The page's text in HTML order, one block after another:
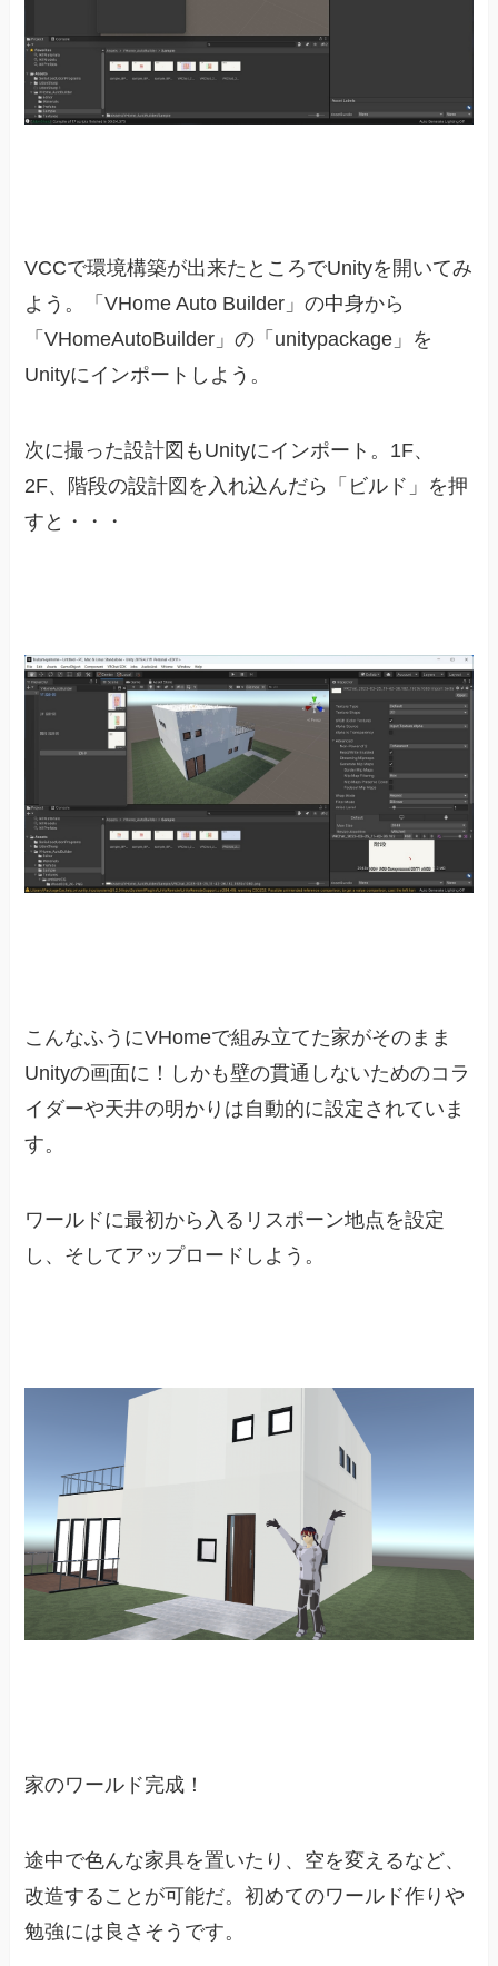
VCCで環境構築が出来たところでUnityを開いてみ
よう。「VHome Auto Builder」の中身から
「VHomeAutoBuilder」の「unitypackage」を
Unityにインポートしよう。
次に撮った設計図もUnityにインポート。1F、
2F、階段の設計図を入れ込んだら「ビルド」を押
すと・・・
こんなふうにVHomeで組み立てた家がそのまま
Unityの画面に！しかも壁の貫通しないためのコラ
イダーや天井の明かりは自動的に設定されていま
す。
ワールドに最初から入るリスポーン地点を設定
し、そしてアップロードしよう。
家のワールド完成！
途中で色んな家具を置いたり、空を変えるなど、
改造することが可能だ。初めてのワールド作りや
勉強には良さそうです。